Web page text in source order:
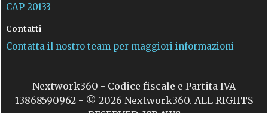
CAP 20133
Contatti
Contatta il nostro team per maggiori informazioni
Nextwork360 - Codice fiscale e Partita IVA
13868590962 - © 2026 Nextwork360. ALL RIGHTS